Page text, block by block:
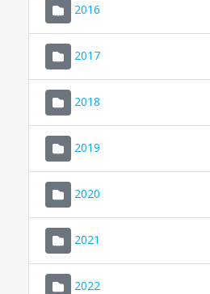
2016
2017
2018
2019
2020
2021
2022